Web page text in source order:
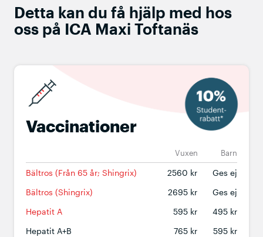
Detta kan du få hjälp med hos
oss på ICA Maxi Toftanäs
Vaccinationer
Vuxen Barn
Bältros (Från 65 år; Shingrix) 2560 kr
Ges ej
Bältros (Shingrix)
2695 kr
Ges ej
Hepatit A
595 kr
495 kr
Hepatit A+B
765 kr
595 kr